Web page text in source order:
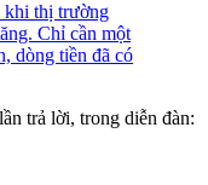
thị trường
Chỉ cần một
dòng tiền đã có
trả lời, trong diễn đàn: